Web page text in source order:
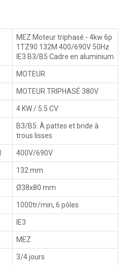
MEZ Moteur triphasé - 4kw 6p
1TZ90 132M 400/690V 50Hz
IE3 B3/B5 Cadre en aluminium
MOTEUR
MOTEUR TRIPHASÉ 380V
4 KW / 5.5 CV
B3/B5: À pattes et bride à
trous lisses
400V/690V
132 mm
Ø38x80 mm
1000tr/min, 6 pôles
IE3
MEZ
3/4 jours